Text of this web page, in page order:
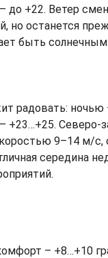
до +22. Ветер
но останется
быть
радовать: ночью
+23…+25. Северо-
9–14 м/с,
середина
– +8…+10